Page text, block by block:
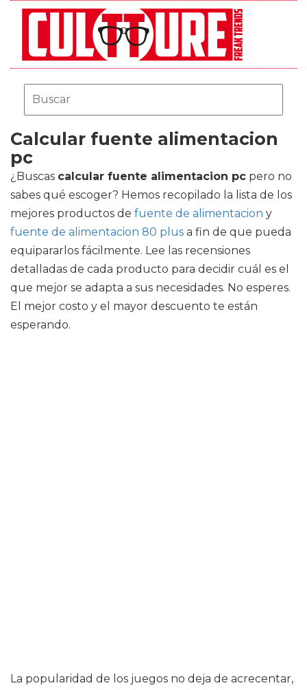
Calcular fuente alimentacion
pc
¿Buscas calcular fuente alimentacion pc pero no
sabes qué escoger? Hemos recopilado la lista de los
mejores productos de fuente de alimentacion y
fuente de alimentacion 80 plus a fin de que pueda
equipararlos fácilmente. Lee las recensiones
detalladas de cada producto para decidir cuál es el
que mejor se adapta a sus necesidades. No esperes.
El mejor costo y el mayor descuento te están
esperando.
La popularidad de los juegos no deja de acrecentar,